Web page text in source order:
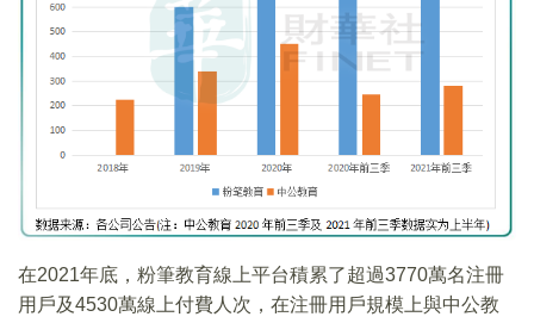
在2021年底，粉筆教育線上平台積累了超過3770萬名注冊
用戶及4530萬線上付費人次，在注冊用戶規模上與中公教